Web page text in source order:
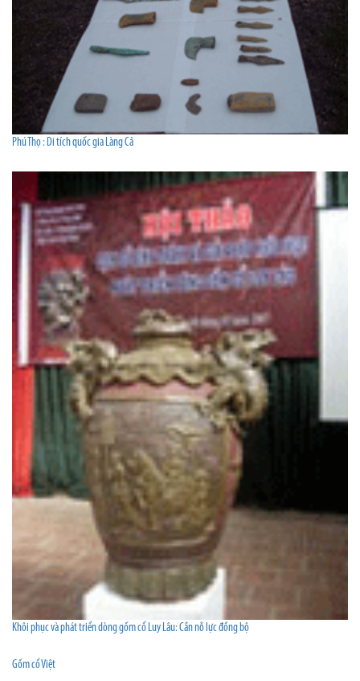
Phú Thọ : Di tích quốc gia Làng Cả
Khôi phục và phát triển dòng gốm cổ Luy Lâu: Cần nỗ lực đồng bộ
Gốm cổ Việt